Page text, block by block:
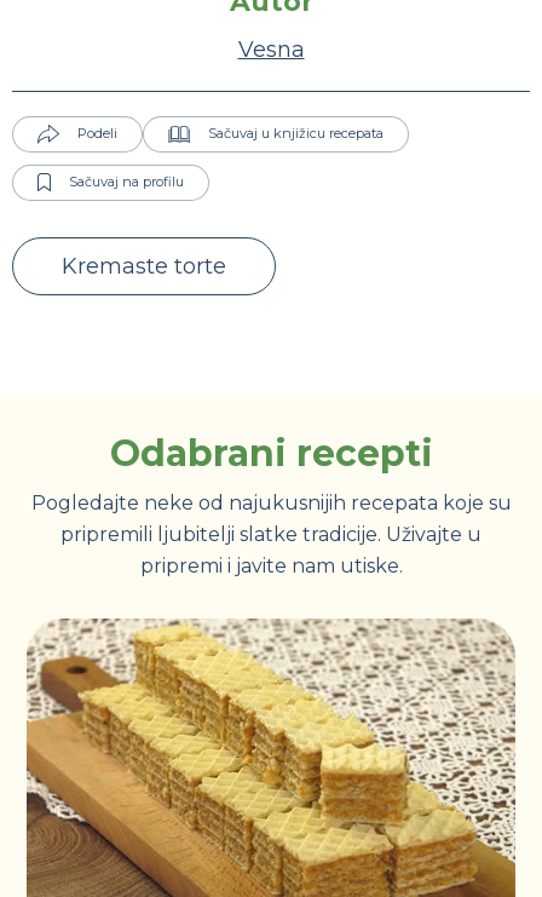
Vesna
Podeli Sačuvaj u knjižicu recepata
Sačuvaj na profilu
Kremaste torte
Odabrani recepti
Pogledajte neke od najukusnijih recepata koje su
pripremili ljubitelji slatke tradicije. Uživajte u
pripremi i javite nam utiske.